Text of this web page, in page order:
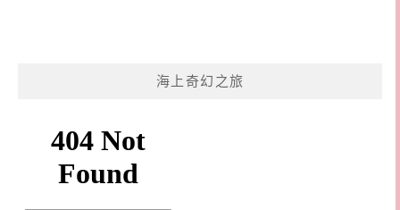
海上奇幻之旅